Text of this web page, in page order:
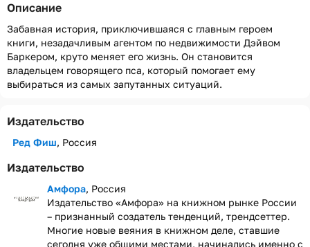
Описание
Забавная история, приключившаяся с главным героем
книги, незадачливым агентом по недвижимости Дэйвом
Баркером, круто меняет его жизнь. Он становится
владельцем говорящего пса, который помогает ему
выбираться из самых запутанных ситуаций.
Издательство
Ред Фиш, Россия
Издательство
Амфора, Россия
Издательство «Амфора» на книжном рынке России
– признанный создатель тенденций, трендсеттер.
Многие новые веяния в книжном деле, ставшие
сегодня уже общими местами, начинались именно с